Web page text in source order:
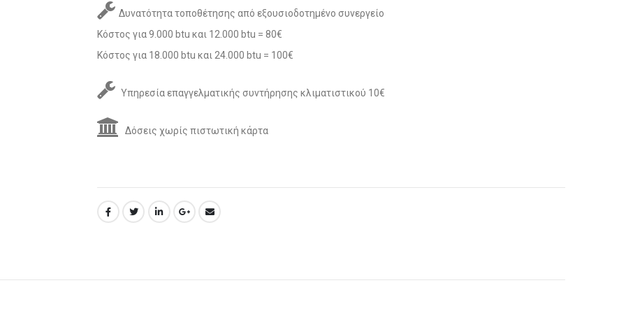
Δυνατότητα τοποθέτησης από εξουσιοδοτημένο συνεργείο
Κόστος για 9.000 btu και 12.000 btu = 80€
Κόστος για 18.000 btu και 24.000 btu = 100€
Υπηρεσία επαγγελματικής συντήρησης κλιματιστικού 10€
Δόσεις χωρίς πιστωτική κάρτα